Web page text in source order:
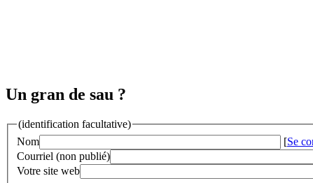
Un gran de sau ?
(identification facultative)
Nom
[Se
Courriel (non publié)
Votre site web